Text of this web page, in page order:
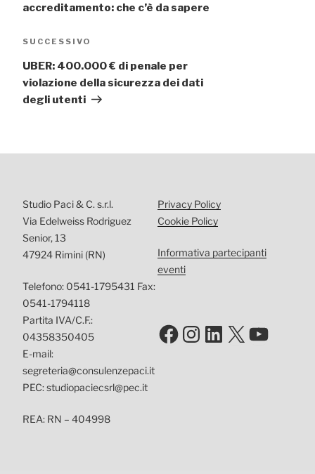
accreditamento: che c’è da sapere
Articolo
SUCCESSIVO
UBER: 400.000 € di penale per
violazione della sicurezza dei dati
degli utenti
Studio Paci & C. s.r.l.
Via Edelweiss Rodriguez
Senior, 13
47924 Rimini (RN)
Telefono: 0541-1795431 Fax:
0541-1794118
Partita IVA/C.F.:
04358350405
E-mail:
segreteria@consulenzepaci.it
PEC: studiopaciecsrl@pec.it
REA: RN – 404998
Privacy Policy
Cookie Policy
Informativa partecipanti
eventi
Facebook
Instagram
LinkedIn
X